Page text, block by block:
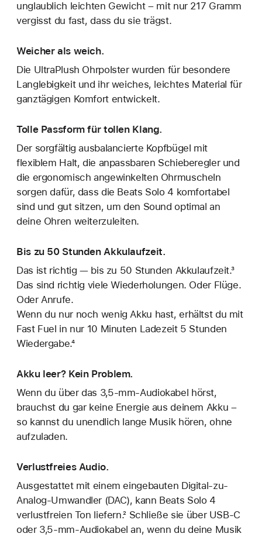
unglaublich leichten Gewicht – mit nur 217 Gramm
vergisst du fast, dass du sie trägst.
Weicher als weich.
Die UltraPlush Ohrpolster wurden für besondere
Langlebigkeit und ihr weiches, leichtes Material für
ganztägigen Komfort entwickelt.
Tolle Passform für tollen Klang.
Der sorgfältig ausbalancierte Kopfbügel mit
flexiblem Halt, die anpassbaren Schieberegler und
die ergonomisch angewinkelten Ohrmuscheln
sorgen dafür, dass die Beats Solo 4 komfortabel
sind und gut sitzen, um den Sound optimal an
deine Ohren weiterzuleiten.
Bis zu 50 Stunden Akkulaufzeit.
Das ist richtig — bis zu 50 Stunden Akkulaufzeit.³
Das sind richtig viele Wiederholungen. Oder Flüge.
Oder Anrufe.
Wenn du nur noch wenig Akku hast, erhältst du mit
Fast Fuel in nur 10 Minuten Ladezeit 5 Stunden
Wiedergabe.⁴
Akku leer? Kein Problem.
Wenn du über das 3,5-mm-Audiokabel hörst,
brauchst du gar keine Energie aus deinem Akku –
so kannst du unendlich lange Musik hören, ohne
aufzuladen.
Verlustfreies Audio.
Ausgestattet mit einem eingebauten Digital-zu-
Analog-Umwandler (DAC), kann Beats Solo 4
verlustfreien Ton liefern.² Schließe sie über USB-C
oder 3,5-mm-Audiokabel an, wenn du deine Musik